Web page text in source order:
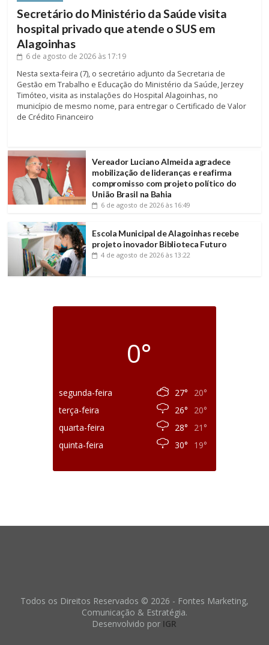
Secretário do Ministério da Saúde visita
hospital privado que atende o SUS em
Alagoinhas
6 de agosto de 2026 às 17:19
Nesta sexta-feira (7), o secretário adjunto da Secretaria de
Gestão em Trabalho e Educação do Ministério da Saúde, Jerzey
Timóteo, visita as instalações do Hospital Alagoinhas, no
município de mesmo nome, para entregar o Certificado de Valor
de Crédito Financeiro
Vereador Luciano Almeida agradece
mobilização de lideranças e reafirma
compromisso com projeto político do
União Brasil na Bahia
6 de agosto de 2026 às 16:49
Escola Municipal de Alagoinhas recebe
projeto inovador Biblioteca Futuro
4 de agosto de 2026 às 13:22
0°
segunda-feira 27°
20°
terça-feira
26°
20°
quarta-feira
28°
21°
quinta-feira
30° 19°
Todos os Direitos Reservados © 2026 - Fontes Marketing,
Comunicação & Estratégia.
Desenvolvido por IGR